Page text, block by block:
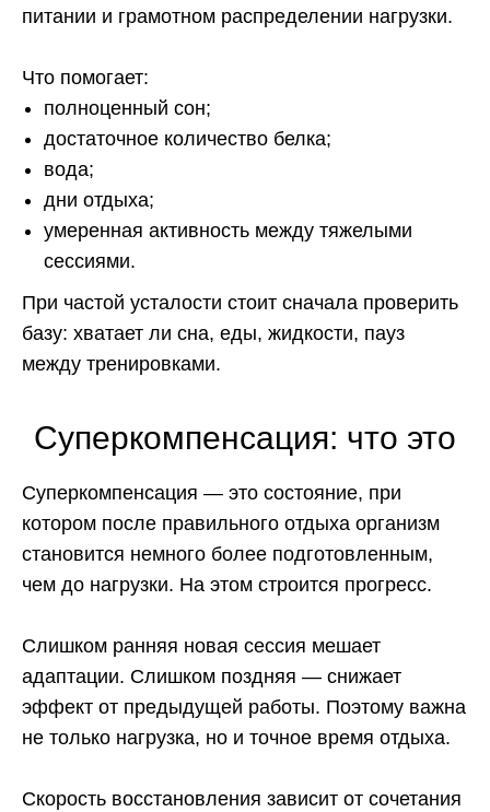
питании и грамотном распределении нагрузки.
Что помогает:
полноценный сон;
достаточное количество белка;
вода;
дни отдыха;
умеренная активность между тяжелыми
сессиями.
При частой усталости стоит сначала проверить
базу: хватает ли сна, еды, жидкости, пауз
между тренировками.
Суперкомпенсация: что это
Суперкомпенсация — это состояние, при
котором после правильного отдыха организм
становится немного более подготовленным,
чем до нагрузки. На этом строится прогресс.
Слишком ранняя новая сессия мешает
адаптации. Слишком поздняя — снижает
эффект от предыдущей работы. Поэтому важна
не только нагрузка, но и точное время отдыха.
Скорость восстановления зависит от сочетания